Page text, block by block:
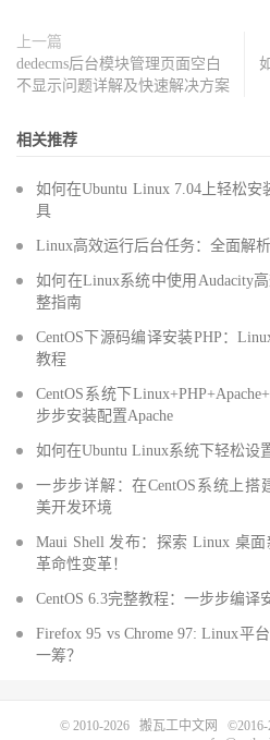
上一篇
dedecms后台模块管理页面空白
不显示问题详解及快速解决方案
相关推荐
如何在Ubuntu Linux 7.04上轻松
具
Linux高效运行后台任务：全面解
如何在Linux系统中使用Audacity
整指南
CentOS下源码编译安装PHP：
教程
CentOS系统下
步步安装配置Apache
如何在Ubuntu Linux系统下轻松设
一步步详解：在CentOS系统上搭
美开发环境
Maui Shell 发布：探索 Linux 桌
革命性变革！
CentOS 6.3完整教程：一步步编
Firefox 95 vs Chrome 97: Linux平
一筹？
© 2010-2026 搬瓦工中文网 ©2016-